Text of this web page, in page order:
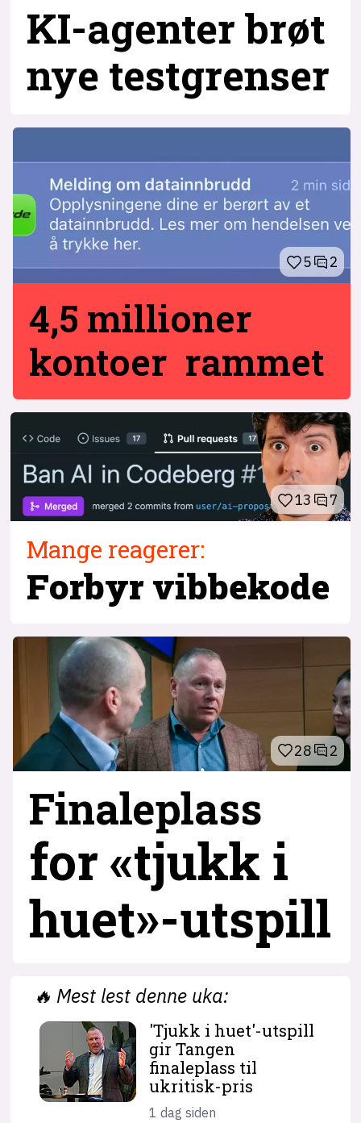
KI-agenter brøt
nye testgrenser
5 2
4,5 millioner
kontoer rammet
13 7
Mange reagerer:
Forbyr vibbekode
28 2
Finaleplass
for «tjukk i
huet»-utspill
🔥 Mest lest denne uka:
'Tjukk i huet'-utspill
gir Tangen
finaleplass til
ukritisk-pris
1 dag siden